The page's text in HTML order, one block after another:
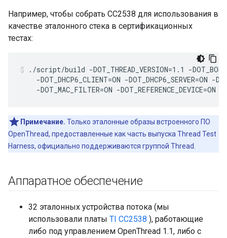
Например, чтобы собрать CC2538 для использования в
качестве эталонного стека в сертификационных
тестах:
./script/build -DOT_THREAD_VERSION=1.1 -
-DOT_DHCP6_CLIENT=ON -DOT_DHCP6_SERVER=ON -
    -DOT_MAC_FILTER=ON -DOT_REFERENCE_DEVICE=ON
Примечание. Только эталонные образы встроенного ПО
OpenThread, предоставленные как часть выпуска Thread Test
Harness, официально поддерживаются группой Thread.
Аппаратное обеспечение
32 эталонных устройства потока (мы
использовали платы TI CC2538 ), работающие
либо под управлением OpenThread 1.1, либо с